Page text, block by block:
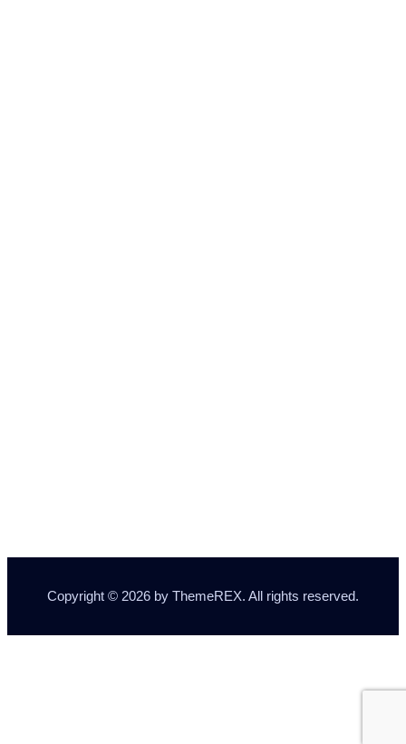
Copyright © 2026 by ThemeREX. All rights reserved.